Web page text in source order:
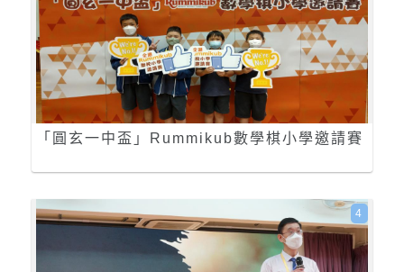
「圓玄一中盃」Rummikub數學棋小學邀請賽
4